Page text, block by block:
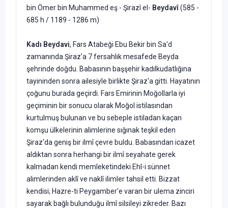
bin Ömer bin Muhammed eş - Şirazî el- Beydavî(585 -
685 h / 1189 - 1286 m)
Kad ı Beydavi, Fars Atabeği Ebu Bekir bin Sa'd
zamanında Şiraz'a 7 fersahlık mesafede Beyda
şehrinde doğdu. Babasının başşehir kadılkudatlığına
tayininden sonra ailesiyle birlikte Şiraz'a gitti. Hayatının
çoğunu burada geçirdi. Fars Emirinin Moğollarla iyi
geçiminin bir so­nucu olarak Moğol istilasından
kurtulmuş bulunan ve bu sebeple isti­ladan kaçan
komşu ülkelerinin alimlerine sığınak teşkil eden
Şiraz'da geniş bir ilmî çevre buldu. Babasından icazet
aldıktan sonra herhangi bir ilmî seyahate gerek
kalmadan kendi memleketindeki Ehl-i sün­net
alimlerinden aklî ve naklî ilimler tahsil etti. Bizzat
kendisi; Hazre-ti Peygamber'e varan bir ulema zinciri
sayarak bağlı bulunduğu ilmî silsileyi zikreder. Bazı